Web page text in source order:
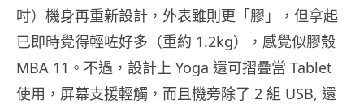
吋）機身再重新設計，外表雖則更「膠」，但拿起
已即時覺得輕咗好多（重約 1.2kg），感覺似膠殼
MBA 11。不過，設計上 Yoga 還可摺疊當 Tablet
使用，屏幕支援輕觸，而且機旁除了 2 組 USB, 還